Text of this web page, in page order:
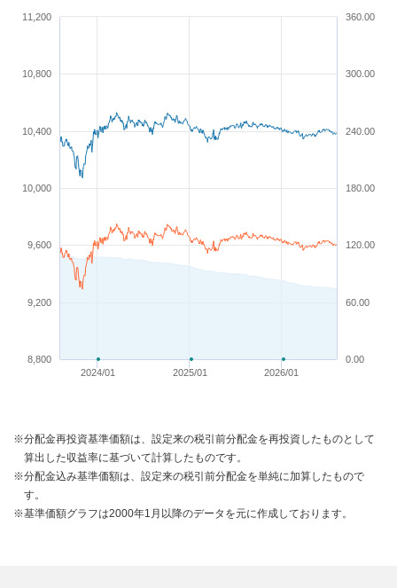
2024/01 2025/01 2026/01
8,800
9,200
9,600
10,000
10,400
10,800
11,200
0.00
240.00
60.00
120.00
180.00
300.00
360.00
※分配金再投資基準価額は、設定来の税引前分配金を再投資したものとして
算出した収益率に基づいて計算したものです。
※分配金込み基準価額は、設定来の税引前分配金を単純に加算したもので
す。
※基準価額グラフは2000年1月以降のデータを元に作成しております。